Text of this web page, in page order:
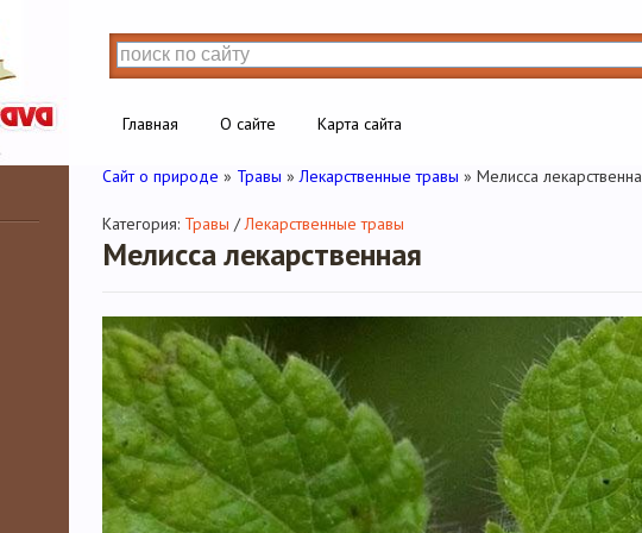
Главная О сайте Карта сайта
Сайт о природе » Травы »Лекарственные травы » Мелисса
Категория: Травы /Лекарственные травы
Мелисса лекарственная